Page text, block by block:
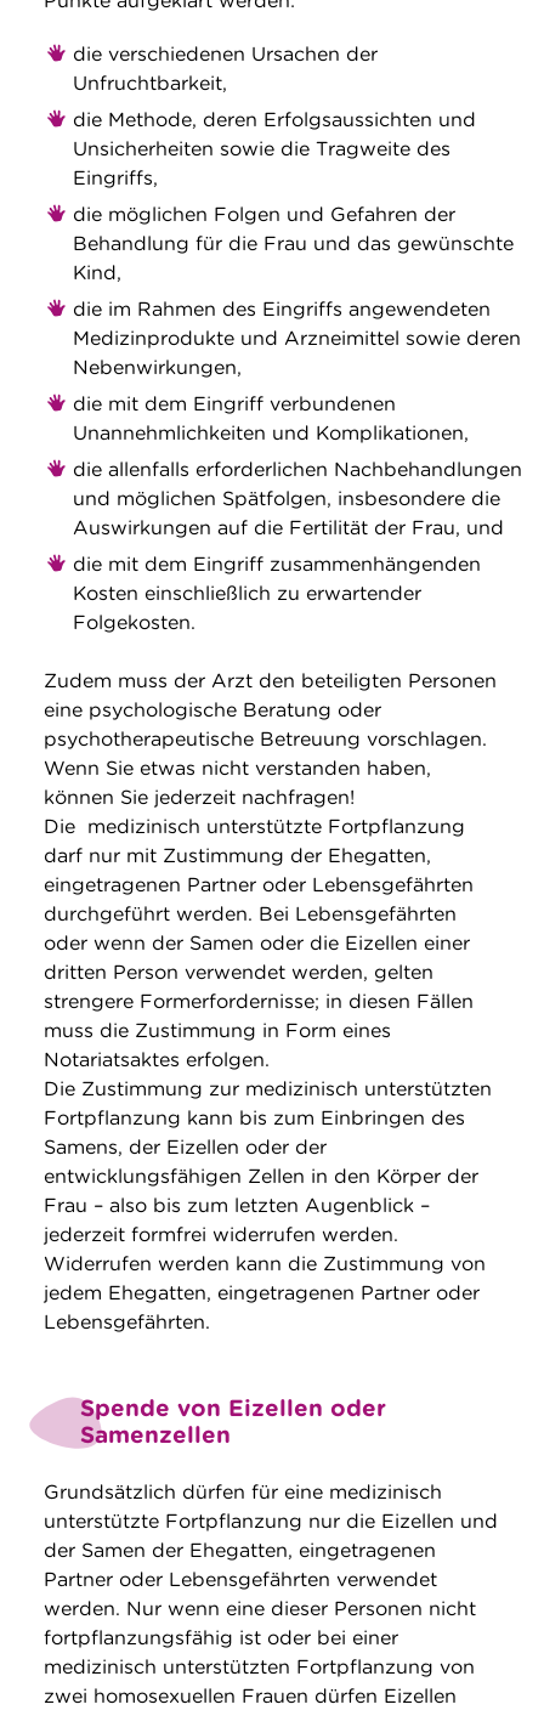
die verschiedenen Ursachen der
Unfruchtbarkeit,
die Methode, deren Erfolgsaussichten und
Unsicherheiten sowie die Tragweite des
Eingriffs,
die möglichen Folgen und Gefahren der
Behandlung für die Frau und das gewünschte
Kind,
die im Rahmen des Eingriffs angewendeten
Medizinprodukte und Arzneimittel sowie deren
Nebenwirkungen,
die mit dem Eingriff verbundenen
Unannehmlichkeiten und Komplikationen,
die allenfalls erforderlichen Nachbehandlungen
und möglichen Spätfolgen, insbesondere die
Auswirkungen auf die Fertilität der Frau, und
die mit dem Eingriff zusammenhängenden
Kosten einschließlich zu erwartender
Folgekosten.
Zudem muss der Arzt den beteiligten Personen
eine psychologische Beratung oder
psychotherapeutische Betreuung vorschlagen.
Wenn Sie etwas nicht verstanden haben,
können Sie jederzeit nachfragen!
Die medizinisch unterstützte Fortpflanzung
darf nur mit Zustimmung der Ehegatten,
eingetragenen Partner oder Lebensgefährten
durchgeführt werden. Bei Lebensgefährten
oder wenn der Samen oder die Eizellen einer
dritten Person verwendet werden, gelten
strengere Formerfordernisse; in diesen Fällen
muss die Zustimmung in Form eines
Notariatsaktes erfolgen.
Die Zustimmung zur medizinisch unterstützten
Fortpflanzung kann bis zum Einbringen des
Samens, der Eizellen oder der
entwicklungsfähigen Zellen in den Körper der
Frau – also bis zum letzten Augenblick –
jederzeit formfrei widerrufen werden.
Widerrufen werden kann die Zustimmung von
jedem Ehegatten, eingetragenen Partner oder
Lebensgefährten.
Spende von Eizellen oder
Samenzellen
Grundsätzlich dürfen für eine medizinisch
unterstützte Fortpflanzung nur die Eizellen und
der Samen der Ehegatten, eingetragenen
Partner oder Lebensgefährten verwendet
werden. Nur wenn eine dieser Personen nicht
fortpflanzungsfähig ist oder bei einer
medizinisch unterstützten Fortpflanzung von
zwei homosexuellen Frauen dürfen Eizellen